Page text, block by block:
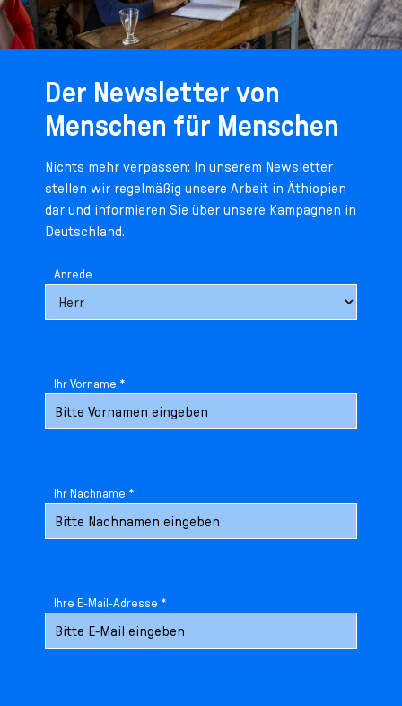
Der Newsletter von
Menschen für Menschen
Nichts mehr verpassen: In unserem Newsletter
stellen wir regelmäßig unsere Arbeit in Äthiopien
dar und informieren Sie über unsere Kampagnen in
Deutschland.
Anrede
Ihr Vorname *
Ihr Nachname *
Ihre E-Mail-Adresse *